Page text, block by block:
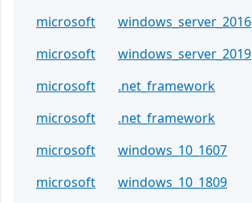
microsoft
windows_server_2016
microsoft
windows_server_2019
microsoft
.net_framework
microsoft
.net_framework
microsoft
windows_10_1607
microsoft
windows_10_1809